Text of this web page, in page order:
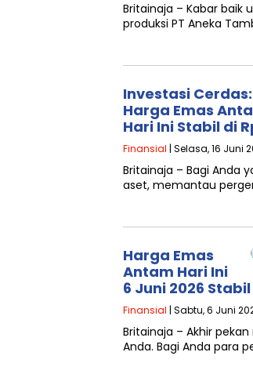
Britainaja – Kabar baik
produksi PT Aneka
Investasi Cerdas:
Harga Emas
Hari Ini Stabil di
Finansial | Selasa, 16 Juni
Britainaja – Bagi Anda
aset, memantau
Harga Emas
Antam Hari Ini
6 Juni 2026
Finansial | Sabtu, 6 Juni
Britainaja – Akhir
Anda. Bagi Anda para